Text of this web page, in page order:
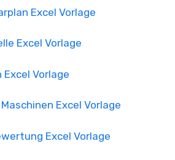
Excel Vorlage
Excel Vorlage
Excel Vorlage
Excel Vorlage
Excel Vorlage